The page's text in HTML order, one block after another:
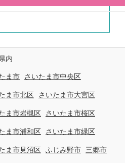
内
ま市 さいたま市中央区
ま市北区 さいたま市大宮区
ま市岩槻区 さいたま市桜区
ま市浦和区 さいたま市緑区
ま市見沼区 ふじみ野市 三郷市